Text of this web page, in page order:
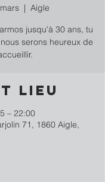
  |
Aigle
jusqu'à 30 ans, tu
serons heureux de
lieu
– 22:00
71, 1860 Aigle,